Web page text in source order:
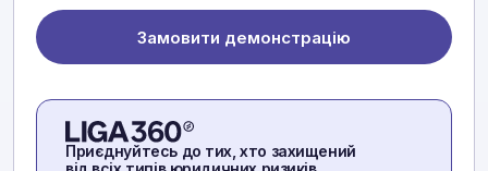
Замовити демонстрацію
Приєднуйтесь до тих, хто захищений